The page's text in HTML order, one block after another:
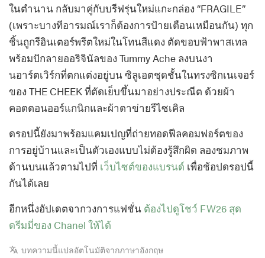
ในตำนาน กลับมาคู่กับบรีฟรุ่นใหม่แกะกล่อง “FRAGILE”
(เพราะบางทีอารมณ์เราก็ต้องการป้ายเตือนเหมือนกัน) ทุก
ชิ้นถูกรีอินเตอร์พรีตใหม่ในโทนสีแดง ตัดขอบฟ้าพาสเทล
พร้อมปักลายออริจินัลของ Tummy Ache ลงบนงา
นอาร์ตเวิร์กที่ตกแต่งอยู่บนซิลูเอตชุดชั้นในทรงซิกเนเจอร์
ของ THE CHEEKที่ตัดเย็บขึ้นมาอย่างประณีต ด้วยผ้า
คอตตอนออร์แกนิกและผ้าตาข่ายรีไซเคิล
ดรอปนี้ยังมาพร้อมแคมเปญที่ถ่ายทอดฟีลคอมฟอร์ตของ
การอยู่บ้านและเป็นตัวเองแบบไม่ต้องรู้สึกผิด ลองชมภาพ
ด้านบนแล้วตามไปที่ เว็บไซต์ของแบรนด์ เพื่อช้อปดรอปนี้
กันได้เลย
อีกหนึ่งอัปเดตจากวงการแฟชั่น ต้องไปดูโชว์ FW26 สุด
ดรีมมี่ของ Chanel ให้ได้
บทความนี้แปลอัตโนมัติจากภาษาอังกฤษ